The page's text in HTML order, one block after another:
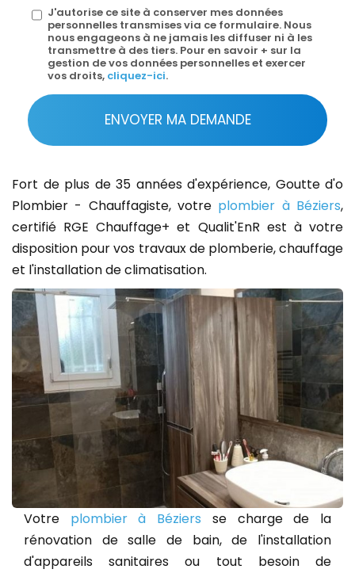
Message
J'autorise ce site à conserver mes données
personnelles transmises via ce formulaire. Nous
nous engageons à ne jamais les diffuser ni à les
transmettre à des tiers. Pour en savoir + sur la
gestion de vos données personnelles et exercer
vos droits, cliquez-ici.
Acceptation
RGPD
*
ENVOYER MA DEMANDE
Fort de plus de 35 années d'expérience, Goutte d'o
Plombier - Chauffagiste, votre plombier à Béziers,
certifié RGE Chauffage+ et Qualit'EnR est à votre
disposition pour vos travaux de plomberie, chauffage
et l'installation de climatisation.
Votre plombier à Béziers se charge de la
rénovation de salle de bain, de l'installation
d'appareils sanitaires ou tout besoin de